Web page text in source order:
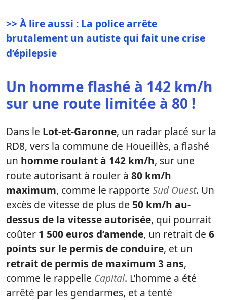
>> À lire aussi : La police arrête
brutalement un autiste qui fait une crise
d’épilepsie
Un homme flashé à 142 km/h
sur une route limitée à 80 !
Dans le Lot-et-Garonne, un radar placé sur la
RD8, vers la commune de Houeillès, a flashé
un homme roulant à 142 km/h, sur une
route autorisant à rouler à 80 km/h
maximum, comme le rapporte Sud Ouest. Un
excès de vitesse de plus de 50 km/h au-
dessus de la vitesse autorisée, qui pourrait
coûter 1 500 euros d’amende, un retrait de 6
points sur le permis de conduire, et un
retrait de permis de maximum 3 ans,
comme le rappelle Capital. L’homme a été
arrêté par les gendarmes, et a tenté